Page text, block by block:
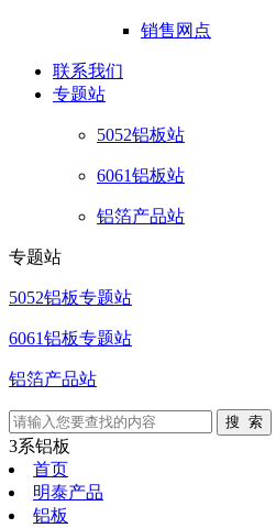
销售网点
联系我们
专题站
5052铝板站
6061铝板站
铝箔产品站
专题站
5052铝板专题站
6061铝板专题站
铝箔产品站
3系铝板
首页
明泰产品
铝板